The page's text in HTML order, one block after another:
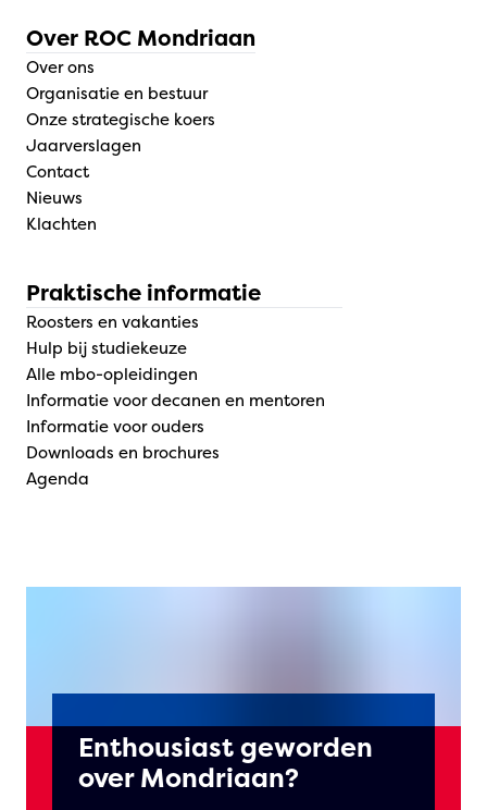
Over ROC Mondriaan
Over ons
Organisatie en bestuur
Onze strategische koers
Jaarverslagen
Contact
Nieuws
Klachten
Praktische informatie
Roosters en vakanties
Hulp bij studiekeuze
Alle mbo-opleidingen
Informatie voor decanen en mentoren
Informatie voor ouders
Downloads en brochures
Agenda
Enthousiast geworden
over Mondriaan?